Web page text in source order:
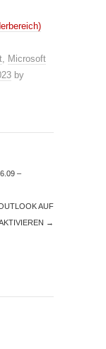
, Microsoft
by
–
AUF
→